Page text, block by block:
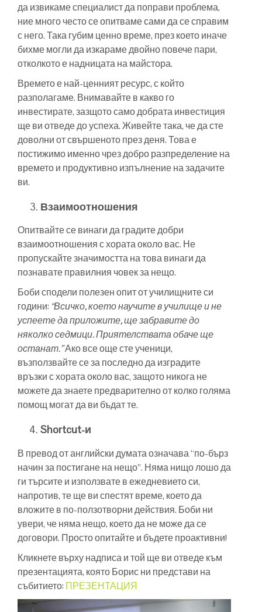
да извикаме специалист да поправи проблема,
ние много често се опитваме сами да се справим
с него. Така губим ценно време, през което иначе
бихме могли да изкараме двойно повече пари,
отколкото е надницата на майстора.
Времето е най-ценният ресурс, с който
разполагаме. Внимавайте в какво го
инвестирате, зазщото само добрата инвестиция
ще ви отведе до успеха. Живейте така, че да сте
доволни от свършеното през деня. Това е
постижимо именно чрез добро разпределение на
времето и продуктивно изпълнение на задачите
ви.
Взаимоотношения
Опитвайте се винаги да градите добри
взаимоотношения с хората около вас. Не
пропускайте значимостта на това винаги да
познавате правилния човек за нещо.
Боби сподели полезен опит от училищните си
години: “Всичко, което научите в училище и не
успеете да приложите, ще забравите до
няколко седмици. Приятелствата обаче ще
останат.”Ако все още сте ученици,
възползвайте се за последно да изградите
връзки с хората около вас, защото никога не
можете да знаете предварително от колко голяма
помощ могат да ви бъдат те.
Shortcut-и
В превод от английски думата означава “по-бърз
начин за постигане на нещо”. Няма нищо лошо да
ги търсите и използвате в ежедневието си,
напротив, те ще ви спестят време, което да
вложите в по-ползотворни действия. Боби ни
увери, че няма нещо, което да не може да се
договори. Просто опитайте и бъдете проактивни!
Кликнете върху надписа и той ще ви отведе към
презентацията, която Борис ни представи на
събитието: ПРЕЗЕНТАЦИЯ